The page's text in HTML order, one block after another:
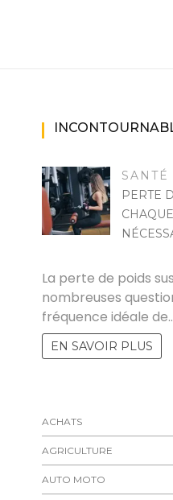
SANTÉ
PERTE
La perte de poids
nombreuses
fréquence idéale
EN SAVOIR PLUS
ACHATS
AGRICULTURE
AUTO MOTO